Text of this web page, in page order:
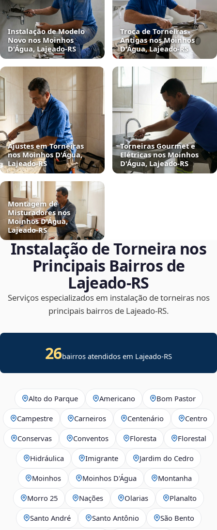
Instalação de Modelo
Novo nos Moinhos
D'Água, Lajeado‑RS
Troca de Torneiras
Antigas nos Moinhos
D'Água, Lajeado‑RS
Ajustes em Torneiras
nos Moinhos D'Água,
Lajeado‑RS
Torneiras Gourmet e
Elétricas nos Moinhos
D'Água, Lajeado‑RS
Montagem de
Misturadores nos
Moinhos D'Água,
Lajeado‑RS
Instalação de Torneira nos
Principais Bairros de
Lajeado‑RS
Serviços especializados em instalação de torneiras nos
principais bairros de Lajeado‑RS.
26bairros atendidos em Lajeado-RS
Alto do Parque Americano Bom Pastor
Campestre Carneiros Centenário Centro
Conservas Conventos Floresta Florestal
Hidráulica Imigrante Jardim do Cedro
Moinhos Moinhos D'Água Montanha
Morro 25 Nações Olarias Planalto
Santo André Santo Antônio São Bento